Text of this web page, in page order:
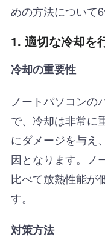
めの方法について6
1. 適切な冷却を
冷却の重要性
ノートパソコンの
で、冷却は非常に
にダメージを与え
因となります。ノ
比べて放熱性能が
す。
対策方法